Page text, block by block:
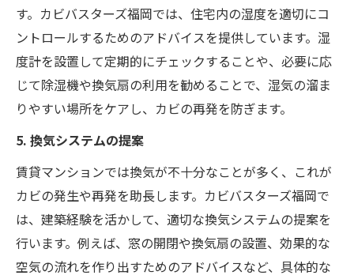
す。カビバスターズ福岡では、住宅内の湿度を適切にコ
ントロールするためのアドバイスを提供しています。湿
度計を設置して定期的にチェックすることや、必要に応
じて除湿機や換気扇の利用を勧めることで、湿気の溜ま
りやすい場所をケアし、カビの再発を防ぎます。
5. 換気システムの提案
賃貸マンションでは換気が不十分なことが多く、これが
カビの発生や再発を助長します。カビバスターズ福岡で
は、建築経験を活かして、適切な換気システムの提案を
行います。例えば、窓の開閉や換気扇の設置、効果的な
空気の流れを作り出すためのアドバイスなど、具体的な